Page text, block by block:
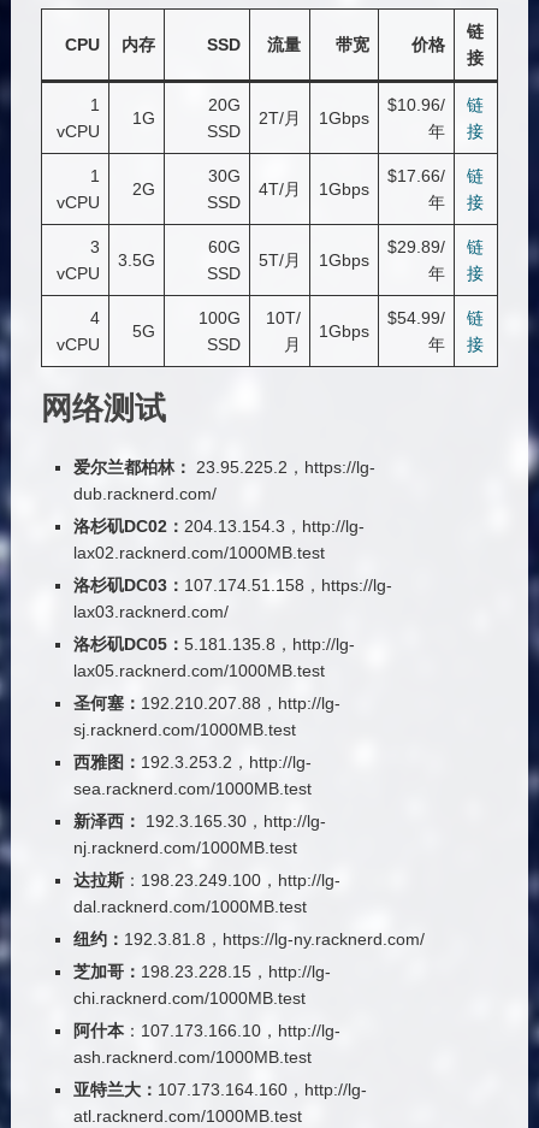
CPU 内存 SSD 流量 带宽 价格
链
接
1
vCPU
1G
20G
SSD
2T/月 1Gbps
$10.96/
年
链
接
1
vCPU
2G
30G
SSD
4T/月 1Gbps
$17.66/
年
链
接
3
vCPU
3.5G
60G
SSD
5T/月 1Gbps
$29.89/
年
链
接
4
vCPU
5G
100G
SSD
10T/
月
1Gbps
$54.99/
年
链
接
网络测试
爱尔兰都柏林： 23.95.225.2，https://lg-
dub.racknerd.com/
洛杉矶DC02： 204.13.154.3，http://lg-
lax02.racknerd.com/1000MB.test
洛杉矶DC03： 107.174.51.158，https://lg-
lax03.racknerd.com/
洛杉矶DC05： 5.181.135.8，http://lg-
lax05.racknerd.com/1000MB.test
圣何塞： 192.210.207.88，http://lg-
sj.racknerd.com/1000MB.test
西雅图： 192.3.253.2，http://lg-
sea.racknerd.com/1000MB.test
新泽西：
192.3.165.30，http://lg-
nj.racknerd.com/1000MB.test
达拉斯：198.23.249.100，http://lg-
dal.racknerd.com/1000MB.test
纽约： 192.3.81.8，https://lg-ny.racknerd.com/
芝加哥： 198.23.228.15，http://lg-
chi.racknerd.com/1000MB.test
阿什本：107.173.166.10，http://lg-
ash.racknerd.com/1000MB.test
亚特兰大： 107.173.164.160，http://lg-
atl.racknerd.com/1000MB.test